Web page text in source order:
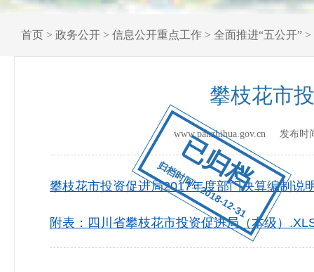
已归档
归档时间：2018-12-31
首页 > 政务公开 > 信息公开重点工作 > 全面推进“五公开” >
攀枝花市
www.panzhihua.gov.cn 发布时
攀枝花市投资促进局2017年度部门决算编制说
附表：四川省攀枝花市投资促进局（本级）